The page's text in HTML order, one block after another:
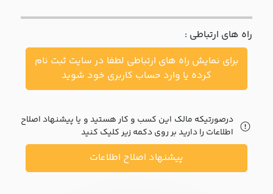
اخبار
پرسش
متداول
خواست
راه های ارتباطی :
برای نمایش راه های ارتباطی لطفا در سایت ثبت نام
کرده یا وارد حساب کاربری خود شوید
درصورتیکه مالک این کسب و کار هستید و یا پیشنهاد اصلاح
اطلاعات را دارید بر روی دکمه زیر کلیک کنید
پیشنهاد اصلاح اطلاعات